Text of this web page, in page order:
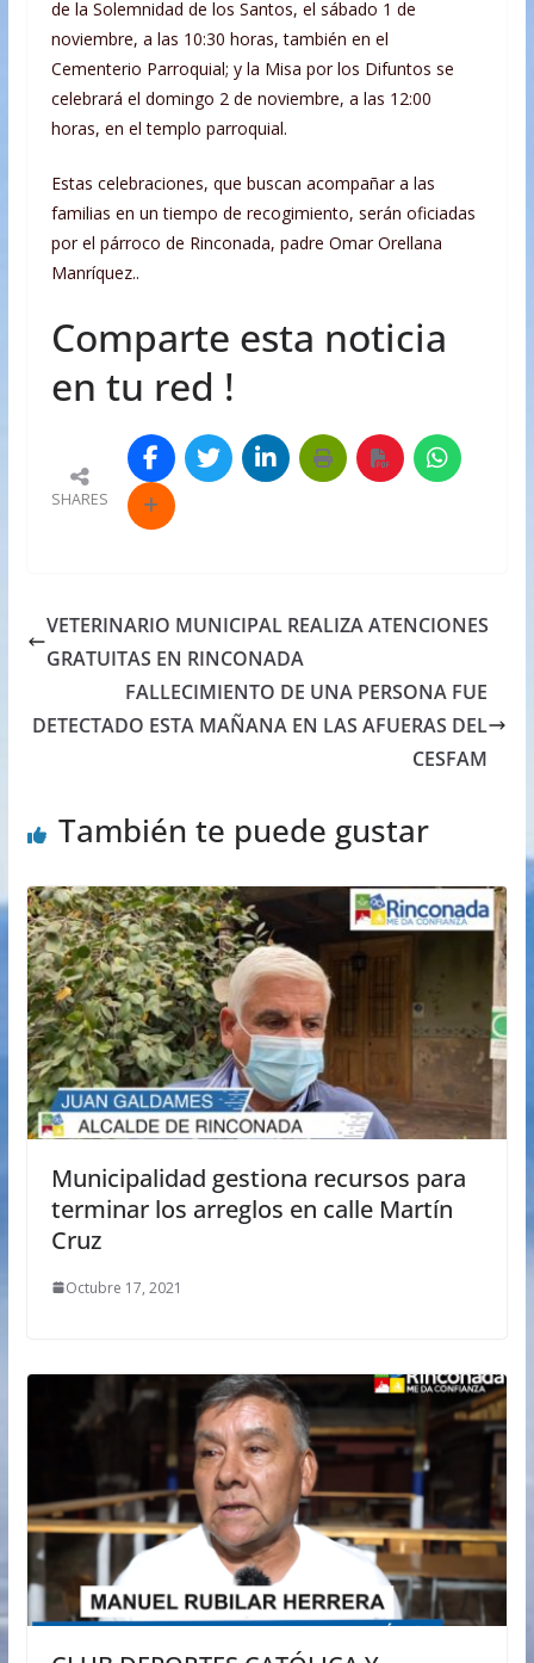
de la Solemnidad de los Santos, el sábado 1 de
noviembre, a las 10:30 horas, también en el
Cementerio Parroquial; y la Misa por los Difuntos se
celebrará el domingo 2 de noviembre, a las 12:00
horas, en el templo parroquial.
Estas celebraciones, que buscan acompañar a las
familias en un tiempo de recogimiento, serán oficiadas
por el párroco de Rinconada, padre Omar Orellana
Manríquez..
Comparte esta noticia
en tu red !
SHARES
VETERINARIO MUNICIPAL REALIZA ATENCIONES
GRATUITAS EN RINCONADA
FALLECIMIENTO DE UNA PERSONA FUE
DETECTADO ESTA MAÑANA EN LAS AFUERAS DEL
CESFAM
También te puede gustar
Municipalidad gestiona recursos para
terminar los arreglos en calle Martín
Cruz
Octubre 17, 2021